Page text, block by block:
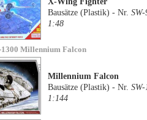
Bausätze (Plastik) - Nr. SW-
1:48
Millennium Falcon
Millennium Falcon
Bausätze (Plastik) - Nr. SW-
1:144